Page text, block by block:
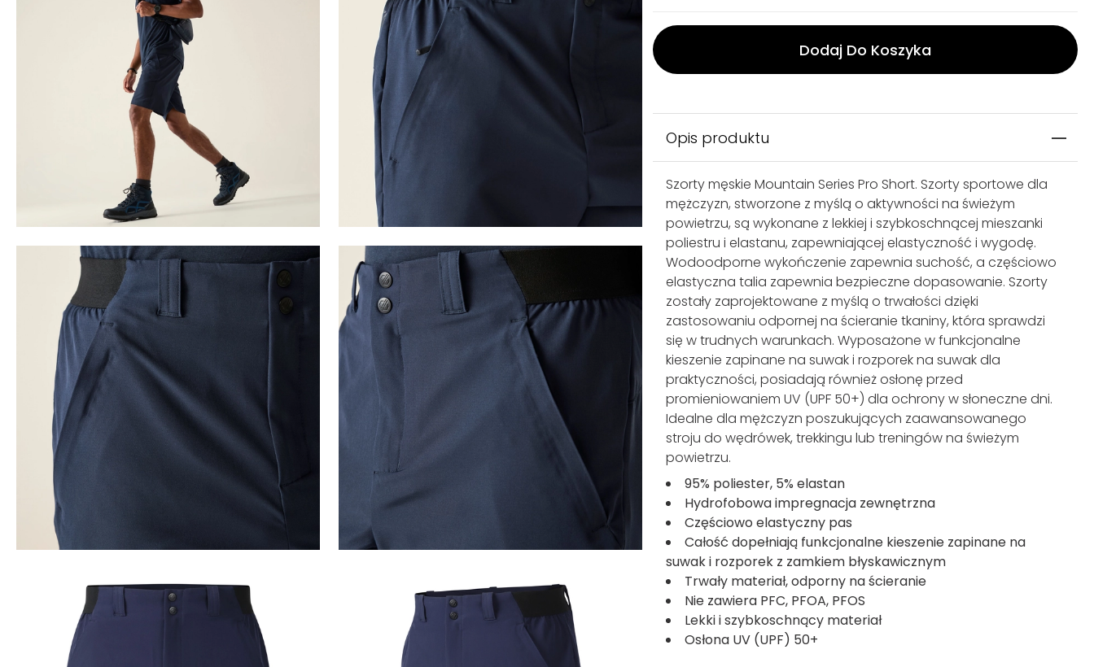
Dodaj Do Koszyka
Opis produktu
Szorty męskie Mountain Series Pro Short. Szorty sportowe dla
mężczyzn, stworzone z myślą o aktywności na świeżym
powietrzu, są wykonane z lekkiej i szybkoschnącej mieszanki
poliestru i elastanu, zapewniającej elastyczność i wygodę.
Wodoodporne wykończenie zapewnia suchość, a częściowo
elastyczna talia zapewnia bezpieczne dopasowanie. Szorty
zostały zaprojektowane z myślą o trwałości dzięki
zastosowaniu odpornej na ścieranie tkaniny, która sprawdzi
się w trudnych warunkach. Wyposażone w funkcjonalne
kieszenie zapinane na suwak i rozporek na suwak dla
praktyczności, posiadają również osłonę przed
promieniowaniem UV (UPF 50+) dla ochrony w słoneczne dni.
Idealne dla mężczyzn poszukujących zaawansowanego
stroju do wędrówek, trekkingu lub treningów na świeżym
powietrzu.
95% poliester, 5% elastan
Hydrofobowa impregnacja zewnętrzna
Częściowo elastyczny pas
Całość dopełniają funkcjonalne kieszenie zapinane na
suwak i rozporek z zamkiem błyskawicznym
Trwały materiał, odporny na ścieranie
Nie zawiera PFC, PFOA, PFOS
Lekki i szybkoschnący materiał
Osłona UV (UPF) 50+